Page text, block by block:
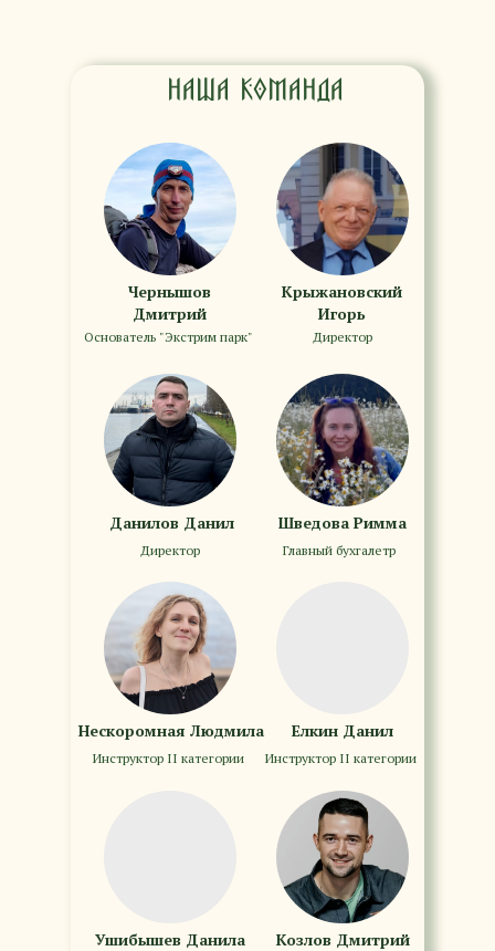
Шведова Римма
Главный бухгалетр
Инструктор II категории
Елкин Данил
Ушибышев Данила
⁠Крыжановский
Игорь
Основатель "Экстрим парк"
Чернышов
Дмитрий
Директор
Директор
Данилов Данил
Наша команда
Нескоромная Людмила
Инструктор II категории
Козлов Дмитрий